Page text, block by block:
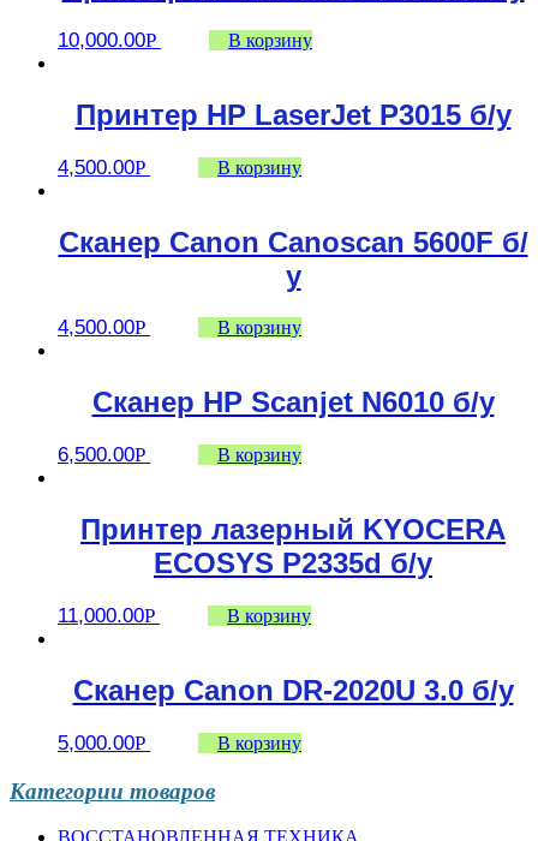
10,000.00Р В корзину
Принтер HP LaserJet P3015 б/у
4,500.00Р В корзину
Сканер Canon Canoscan 5600F б/
у
4,500.00Р В корзину
Сканер HP Scanjet N6010 б/у
6,500.00Р В корзину
Принтер лазерный KYOCERA
ECOSYS P2335d б/у
11,000.00Р В корзину
Сканер Canon DR-2020U 3.0 б/у
5,000.00Р В корзину
Категории товаров